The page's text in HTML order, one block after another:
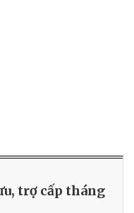
trợ cấp tháng